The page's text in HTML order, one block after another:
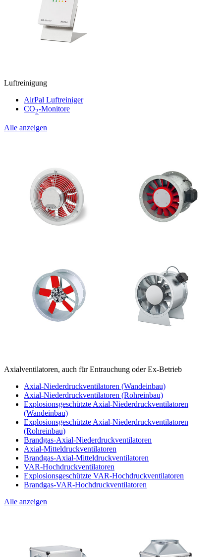
Luftreinigung
AirPal Luftreiniger
CO2-Monitore
Alle anzeigen
Axialventilatoren, auch für Entrauchung oder Ex-Betrieb
Axial-Niederdruckventilatoren (Wandeinbau)
Axial-Niederdruckventilatoren (Rohreinbau)
Explosionsgeschützte Axial-Niederdruckventilatoren
(Wandeinbau)
Explosionsgeschützte Axial-Niederdruckventilatoren
(Rohreinbau)
Brandgas-Axial-Niederdruckventilatoren
Axial-Mitteldruckventilatoren
Brandgas-Axial-Mitteldruckventilatoren
VAR-Hochdruckventilatoren
Explosionsgeschützte VAR-Hochdruckventilatoren
Brandgas-VAR-Hochdruckventilatoren
Alle anzeigen